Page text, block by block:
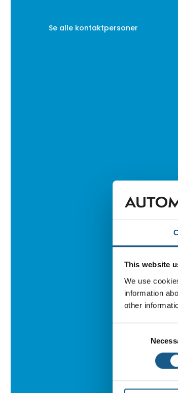
This website
We use
information
other
Se alle kontaktpersoner